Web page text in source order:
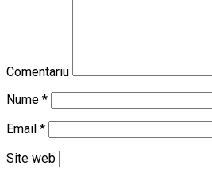
Comentariu
Nume *
Email *
Site web